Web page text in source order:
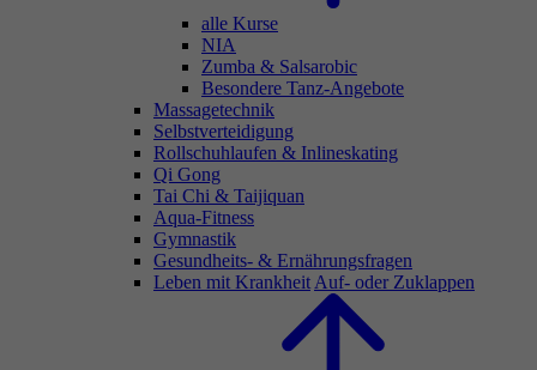
alle Kurse
NIA
Zumba & Salsarobic
Besondere Tanz-Angebote
Massagetechnik
Selbstverteidigung
Rollschuhlaufen & Inlineskating
Qi Gong
Tai Chi & Taijiquan
Aqua-Fitness
Gymnastik
Gesundheits- & Ernährungsfragen
Leben mit Krankheit Auf- oder Zuklappen